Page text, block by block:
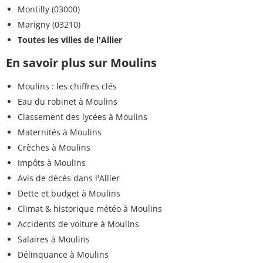
Montilly (03000)
Marigny (03210)
Toutes les villes de l'Allier
En savoir plus sur Moulins
Moulins : les chiffres clés
Eau du robinet à Moulins
Classement des lycées à Moulins
Maternités à Moulins
Crèches à Moulins
Impôts à Moulins
Avis de décès dans l'Allier
Dette et budget à Moulins
Climat & historique météo à Moulins
Accidents de voiture à Moulins
Salaires à Moulins
Délinquance à Moulins